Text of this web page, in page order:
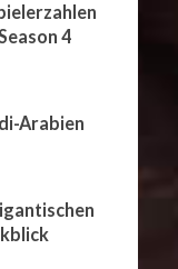
4
Arabien